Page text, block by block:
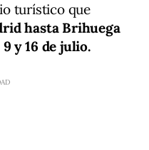
turístico que
hasta Brihuega
9 y 16 de julio.